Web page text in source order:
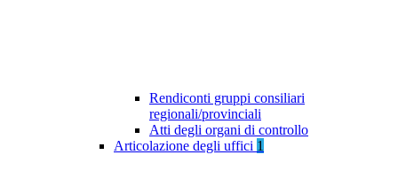
Rendiconti gruppi consiliari
regionali/provinciali
Atti degli organi di controllo
Articolazione degli uffici 1